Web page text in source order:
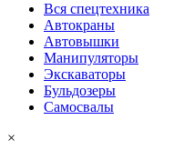
Вся спецтехника
Автокраны
Автовышки
Манипуляторы
Экскаваторы
Бульдозеры
Самосвалы
×